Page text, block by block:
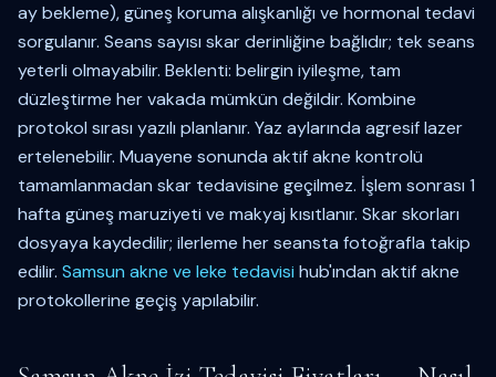
ay bekleme), güneş koruma alışkanlığı ve hormonal tedavi
sorgulanır. Seans sayısı skar derinliğine bağlıdır; tek seans
yeterli olmayabilir. Beklenti: belirgin iyileşme, tam
düzleştirme her vakada mümkün değildir. Kombine
protokol sırası yazılı planlanır. Yaz aylarında agresif lazer
ertelenebilir. Muayene sonunda aktif akne kontrolü
tamamlanmadan skar tedavisine geçilmez. İşlem sonrası 1
hafta güneş maruziyeti ve makyaj kısıtlanır. Skar skorları
dosyaya kaydedilir; ilerleme her seansta fotoğrafla takip
edilir. Samsun akne ve leke tedavisi hub'ından aktif akne
protokollerine geçiş yapılabilir.